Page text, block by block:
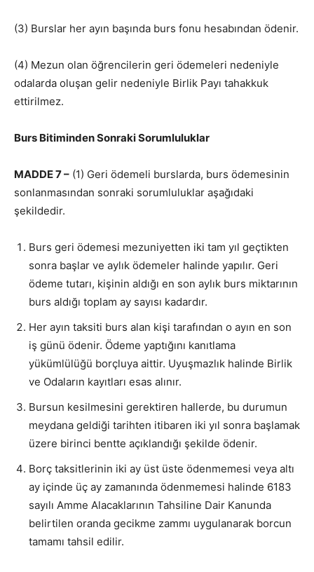
(3) Burslar her ayın başında burs fonu hesabından ödenir.
(4) Mezun olan öğrencilerin geri ödemeleri nedeniyle
odalarda oluşan gelir nedeniyle Birlik Payı tahakkuk
ettirilmez.
Burs Bitiminden Sonraki Sorumluluklar
MADDE 7 – (1) Geri ödemeli burslarda, burs ödemesinin
sonlanmasından sonraki sorumluluklar aşağıdaki
şekildedir.
Burs geri ödemesi mezuniyetten iki tam yıl geçtikten
sonra başlar ve aylık ödemeler halinde yapılır. Geri
ödeme tutarı, kişinin aldığı en son aylık burs miktarının
burs aldığı toplam ay sayısı kadardır.
Her ayın taksiti burs alan kişi tarafından o ayın en son
iş günü ödenir. Ödeme yaptığını kanıtlama
yükümlülüğü borçluya aittir. Uyuşmazlık halinde Birlik
ve Odaların kayıtları esas alınır.
Bursun kesilmesini gerektiren hallerde, bu durumun
meydana geldiği tarihten itibaren iki yıl sonra başlamak
üzere birinci bentte açıklandığı şekilde ödenir.
Borç taksitlerinin iki ay üst üste ödenmemesi veya altı
ay içinde üç ay zamanında ödenmemesi halinde 6183
sayılı Amme Alacaklarının Tahsiline Dair Kanunda
belirtilen oranda gecikme zammı uygulanarak borcun
tamamı tahsil edilir.